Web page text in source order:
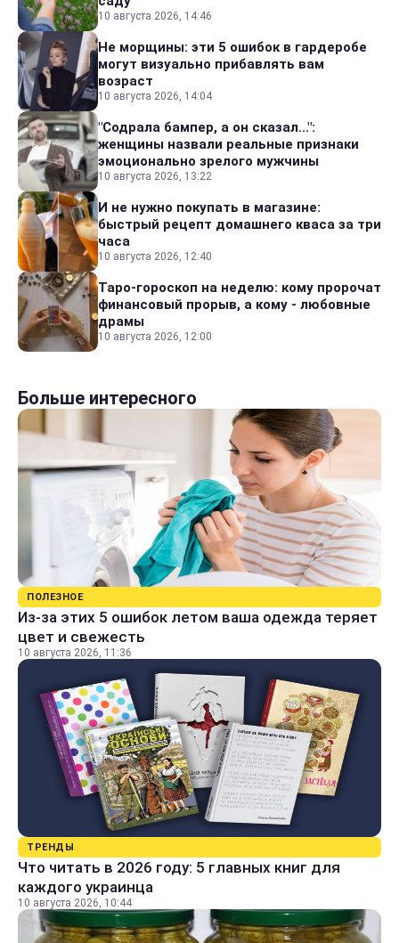
10 августа 2026, 14:46
Не морщины: эти 5 ошибок в гардеробе
могут визуально прибавлять вам
возраст
10 августа 2026, 14:04
"Содрала бампер, а он сказал...":
женщины назвали реальные признаки
эмоционально зрелого мужчины
10 августа 2026, 13:22
И не нужно покупать в магазине:
быстрый рецепт домашнего кваса за три
часа
10 августа 2026, 12:40
Таро-гороскоп на неделю: кому пророчат
финансовый прорыв, а кому - любовные
драмы
10 августа 2026, 12:00
Больше интересного
ПОЛЕЗНОЕ
Из-за этих 5 ошибок летом ваша одежда теряет
цвет и свежесть
10 августа 2026, 11:36
ТРЕНДЫ
Что читать в 2026 году: 5 главных книг для
каждого украинца
10 августа 2026, 10:44